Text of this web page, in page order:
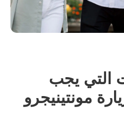
التي يجب
مونتينيجرو